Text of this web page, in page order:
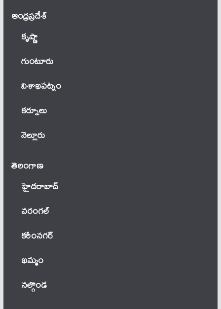
ఆంధ్ర‌ప్ర‌దేశ్
కృష్ణా
గుంటూరు
విశాఖపట్నం
కర్నూలు
నెల్లూరు
తెలంగాణ‌
హైదరాబాద్
వ‌రంగ‌ల్
కరీంనగర్
ఖ‌మ్మం
నల్గొండ